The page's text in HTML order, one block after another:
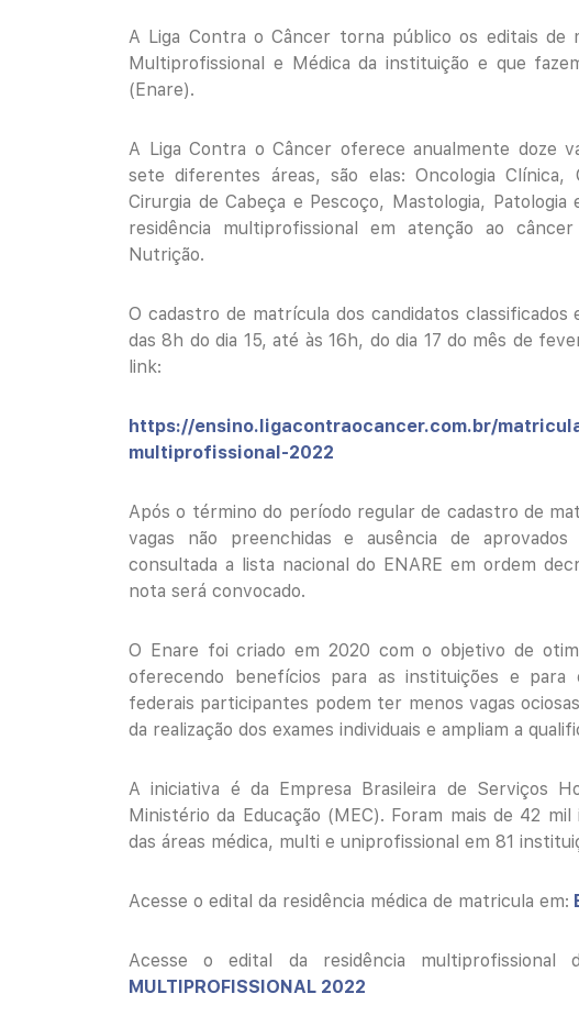
A Liga Contra o Câncer torna público os editais de
Multiprofissional e Médicada instituição e que
(Enare).
A Liga Contra o Câncer oferece anualmente doze
sete diferentes áreas, são elas: Oncologia Clínica,
Cirurgia de Cabeça e Pescoço, Mastologia,
residência multiprofissional em atenção ao
Nutrição.
O cadastro de matrícula dos candidatos
das 8h do dia 15, até às 16h, do dia 17 do mês de
link:
https://ensino.ligacontraocancer.com.br/
multiprofissional-2022
Após o término do período regular de cadastro de
vagas não preenchidas e ausência de
consultada a lista nacional do ENARE em ordem
nota será convocado.
O Enare foi criado em 2020 com o objetivo de
oferecendo benefícios para as instituições e para
federais participantes podem ter menos vagas
da realização dos exames individuais e ampliam a
A iniciativa é da Empresa Brasileira de Serviços
Ministério da Educação (MEC). Foram mais de 42
das áreas médica, multi e uniprofissional em 81
Acesse o edital da residência médica de matricula em:
Acesse o edital da residência multiprofissional
MULTIPROFISSIONAL 2022